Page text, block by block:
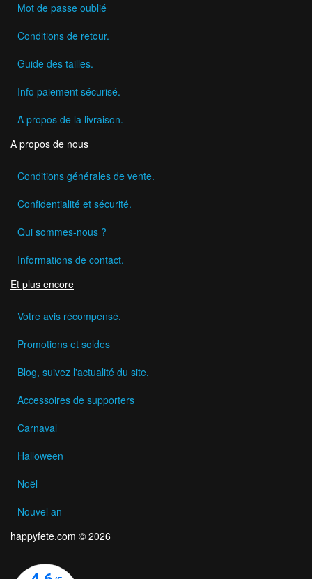
Mot de passe oublié
Conditions de retour.
Guide des tailles.
Info paiement sécurisé.
A propos de la livraison.
A propos de nous
Conditions générales de vente.
Confidentialité et sécurité.
Qui sommes-nous ?
Informations de contact.
Et plus encore
Votre avis récompensé.
Promotions et soldes
Blog, suivez l'actualité du site.
Accessoires de supporters
Carnaval
Halloween
Noël
Nouvel an
happyfete.com © 2026